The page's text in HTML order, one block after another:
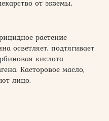
от экземы,
растение
осветляет, подтягивает
кислота
Касторовое масло,
лицо.